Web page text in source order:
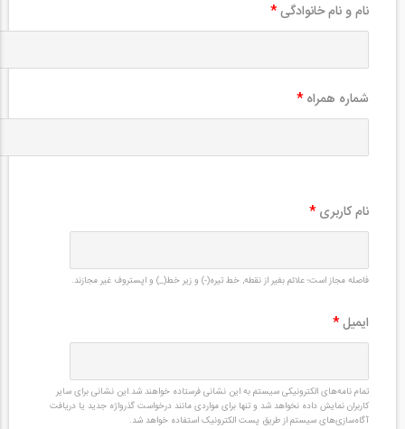
نام و نام خانوادگی*
شماره همراه *
نام کاربری *
فاصله مجاز است؛ علائم بغیر از نقطه, خط تیره(-) و زیر خط(_) و اپستروف غیر مجازند.
ایمیل*
تمام نامه‌های الکترونیکی سیستم به این نشانی فرستاده خواهند شد.این نشانی برای سایر
کاربران نمایش داده نخواهد شد و تنها برای مواردی مانند درخواست گذرواژه جدید یا دریافت
آگاه‌سازی‌های سیستم از طریق پست الکترونیک استفاده خواهد شد.